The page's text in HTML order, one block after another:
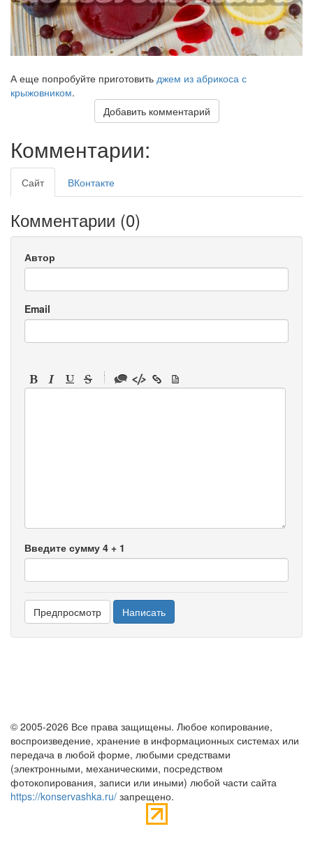
А еще попробуйте приготовить джем из абрикоса с
крыжовником.
Добавить комментарий
Комментарии:
Сайт ВКонтакте
Комментарии (0)
Автор
Email
-
-
Введите сумму 4 + 1
© 2005-2026 Все права защищены. Любое копирование,
воспроизведение, хранение в информационных системах или
передача в любой форме, любыми средствами
(электронными, механическими, посредством
фотокопирования, записи или иными) любой части сайта
https://konservashka.ru/ запрещено.